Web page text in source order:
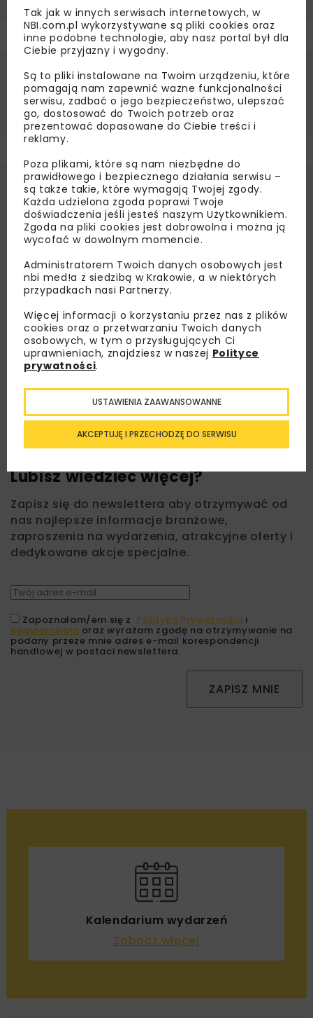
Źródło: PMR Ltd.
BUDOWNICTWO PMR
Lubisz wiedzieć więcej?
Zapisz się do newslettera aby otrzymywać od
nas najlepsze informacje branżowe,
zaproszenia na wydarzenia, atrakcyjne oferty i
dedykowane akcje specjalne.
Zapoznałam/em się z Polityką Prywatności i
Regulaminem oraz wyrażam zgodę na otrzymywanie na
podany przeze mnie adres e-mail korespondencji
handlowej w postaci newslettera.
ZAPISZ MNIE
Kalendarium wydarzeń
Zobacz więcej
Tak jak w innych serwisach internetowych, w
NBI.com.pl wykorzystywane są pliki cookies oraz
inne podobne technologie, aby nasz portal był dla
Ciebie przyjazny i wygodny.
Są to pliki instalowane na Twoim urządzeniu, które
pomagają nam zapewnić ważne funkcjonalności
serwisu, zadbać o jego bezpieczeństwo, ulepszać
go, dostosować do Twoich potrzeb oraz
prezentować dopasowane do Ciebie treści i
reklamy.
Poza plikami, które są nam niezbędne do
prawidłowego i bezpiecznego działania serwisu –
są także takie, które wymagają Twojej zgody.
Każda udzielona zgoda poprawi Twoje
doświadczenia jeśli jesteś naszym Użytkownikiem.
Zgoda na pliki cookies jest dobrowolna i można ją
wycofać w dowolnym momencie.
Administratorem Twoich danych osobowych jest
nbi med!a z siedzibą w Krakowie, a w niektórych
przypadkach nasi Partnerzy.
Więcej informacji o korzystaniu przez nas z plików
cookies oraz o przetwarzaniu Twoich danych
osobowych, w tym o przysługujących Ci
uprawnieniach, znajdziesz w naszej Polityce
prywatności.
AKCEPTUJĘ I PRZECHODZĘ DO SERWISU
USTAWIENIA ZAAWANSOWANNE